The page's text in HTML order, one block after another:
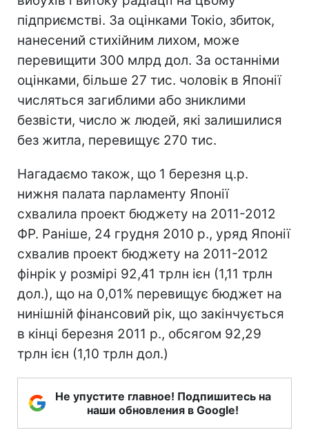
підприємстві. За оцінками Токіо, збиток,
нанесений стихійним лихом, може
перевищити 300 млрд дол. За останніми
оцінками, більше 27 тис. чоловік в Японії
числяться загиблими або зниклими
безвісти, число ж людей, які залишилися
без житла, перевищує 270 тис.
Нагадаємо також, що 1 березня ц.р.
нижня палата парламенту Японії
схвалила проект бюджету на 2011-2012
ФР. Раніше, 24 грудня 2010 р., уряд Японії
схвалив проект бюджету на 2011-2012
фінрік у розмірі 92,41 трлн ієн (1,11 трлн
дол.), що на 0,01% перевищує бюджет на
нинішній фінансовий рік, що закінчується
в кінці березня 2011 р., обсягом 92,29
трлн ієн (1,10 трлн дол.)
Не упустите главное! Подпишитесь на
наши обновления в Google!